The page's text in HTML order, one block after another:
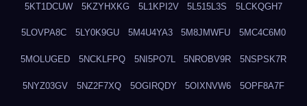
5KT1DCUW 5KZYHXKG 5L1KPI2V 5L515L3S 5LCKQGH7
5LOVPA8C 5LY0K9GU 5M4U4YA3 5M8JMWFU 5MC4C6M0
5MOLUGED 5NCKLFPQ 5NI5PO7L 5NROBV9R 5NSPSK7R
5NYZ03GV 5NZ2F7XQ 5OGIRQDY 5OIXNVW6 5OPF8A7F